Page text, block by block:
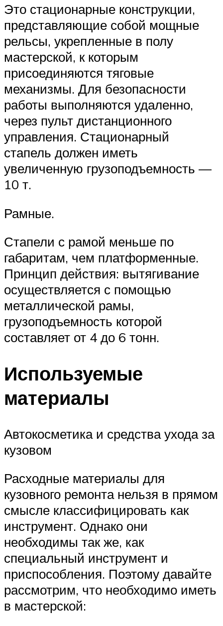
Это стационарные конструкции,
представляющие собой мощные
рельсы, укрепленные в полу
мастерской, к которым
присоединяются тяговые
механизмы. Для безопасности
работы выполняются удаленно,
через пульт дистанционного
управления. Стационарный
стапель должен иметь
увеличенную грузоподъемность —
10 т.
Рамные.
Стапели с рамой меньше по
габаритам, чем платформенные.
Принцип действия: вытягивание
осуществляется с помощью
металлической рамы,
грузоподъемность которой
составляет от 4 до 6 тонн.
Используемые
материалы
Автокосметика и средства ухода за
кузовом
Расходные материалы для
кузовного ремонта нельзя в прямом
смысле классифицировать как
инструмент. Однако они
необходимы так же, как
специальный инструмент и
приспособления. Поэтому давайте
рассмотрим, что необходимо иметь
в мастерской: